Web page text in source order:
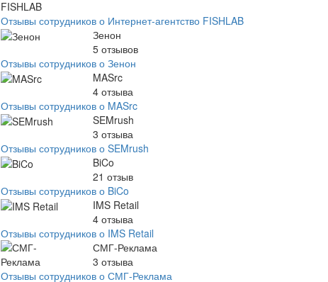
Отзывы сотрудников о Интернет-агентство FISHLAB
Зенон
5 отзывов
Отзывы сотрудников о Зенон
MASrc
4 отзыва
Отзывы сотрудников о MASrc
SEMrush
3 отзыва
Отзывы сотрудников о SEMrush
BiCo
21 отзыв
Отзывы сотрудников о BiCo
IMS Retail
4 отзыва
Отзывы сотрудников о IMS Retail
СМГ-Реклама
3 отзыва
Отзывы сотрудников о СМГ-Реклама